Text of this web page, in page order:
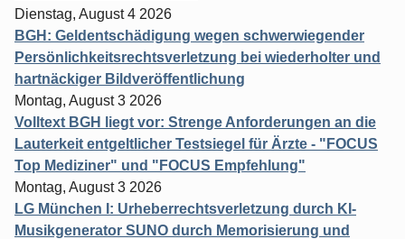
Dienstag, August 4 2026
BGH: Geldentschädigung wegen schwerwiegender
Persönlichkeitsrechtsverletzung bei wiederholter und
hartnäckiger Bildveröffentlichung
Montag, August 3 2026
Volltext BGH liegt vor: Strenge Anforderungen an die
Lauterkeit entgeltlicher Testsiegel für Ärzte - "FOCUS
Top Mediziner" und "FOCUS Empfehlung"
Montag, August 3 2026
LG München I: Urheberrechtsverletzung durch KI-
Musikgenerator SUNO durch Memorisierung und